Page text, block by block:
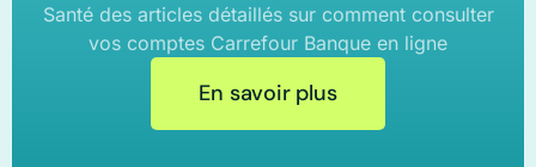
Santé des articles détaillés sur comment consulter
vos comptes Carrefour Banque en ligne
En savoir plus